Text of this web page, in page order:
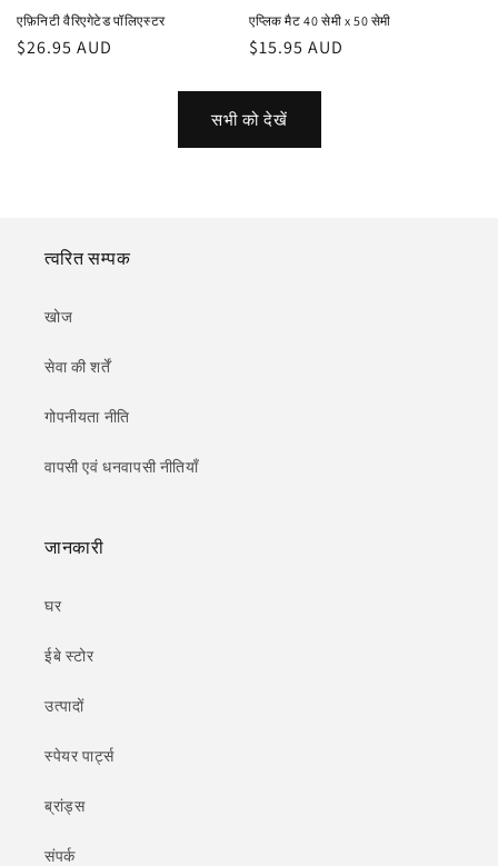
एफ़िनिटी वैरिएगेटेड पॉलिएस्टर
नियमित
$26.95 AUD
एप्लिक मैट 40 सेमी x 50 सेमी
नियमित
मूल्य
$15.95 AUD
सभी को देखें
त्वरित सम्पक
खोज
सेवा की शर्तें
गोपनीयता नीति
वापसी एवं धनवापसी नीतियाँ
जानकारी
घर
ईबे स्टोर
उत्पादों
स्पेयर पार्ट्स
ब्रांड्स
संपर्क